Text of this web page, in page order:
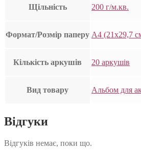
Щільність 200 г/м.кв.
Формат/Розмір паперу А4 (21х29,7
Кількість аркушів 20 аркушів
Вид товару Альбом для
Відгуки
Відгуків немає, поки що.